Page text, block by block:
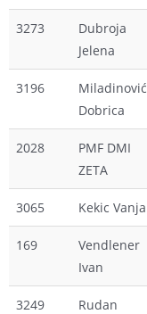
3273
Dubroja
Jelena
3196
Miladinović
Dobrica
2028
PMF DMI
ZETA
3065 Kekic Vanja
169
Vendlener
Ivan
3249
Rudan